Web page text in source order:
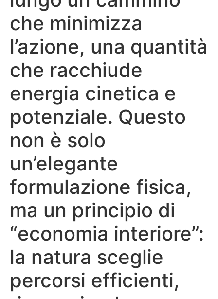
che minimizza
l’azione, una quantità
che racchiude
energia cinetica e
potenziale. Questo
non è solo
un’elegante
formulazione fisica,
ma un principio di
“economia interiore”:
la natura sceglie
percorsi efficienti,